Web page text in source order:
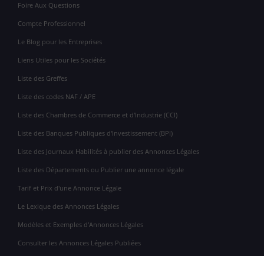
Foire Aux Questions
Compte Professionnel
Le Blog pour les Entreprises
Liens Utiles pour les Sociétés
Liste des Greffes
Liste des codes NAF / APE
Liste des Chambres de Commerce et d'Industrie (CCI)
Liste des Banques Publiques d'Investissement (BPI)
Liste des Journaux Habilités à publier des Annonces Légales
Liste des Départements ou Publier une annonce légale
Tarif et Prix d'une Annonce Légale
Le Lexique des Annonces Légales
Modèles et Exemples d'Annonces Légales
Consulter les Annonces Légales Publiées